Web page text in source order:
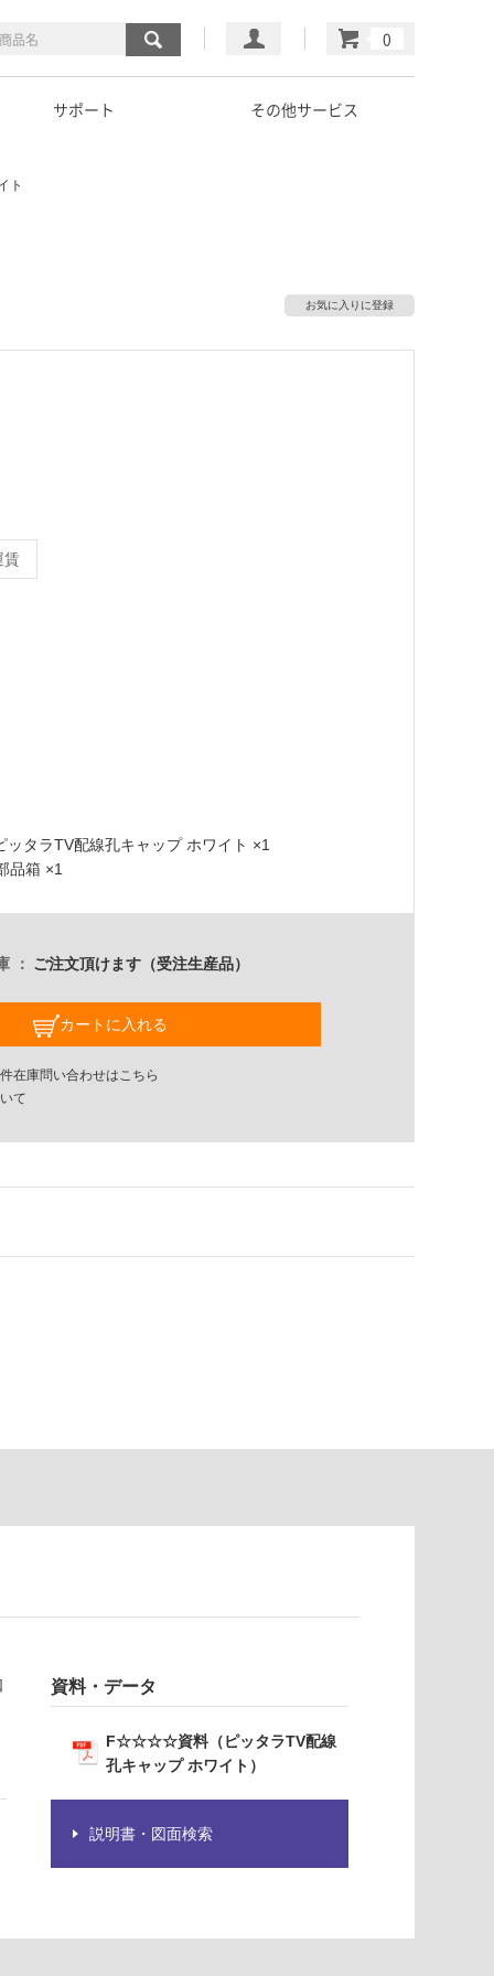
マイページ
カート
サポート その他サービス
ト
お気に入りに登録
賃
ッタラTV配線孔キャップ ホワイト ×1
品箱 ×1
ご注文頂けます（受注生産品）
カートに入れる
在庫問い合わせはこちら
て
資料・データ
F☆☆☆☆資料（ピッタラTV配線
孔キャップ ホワイト）
説明書・図面検索